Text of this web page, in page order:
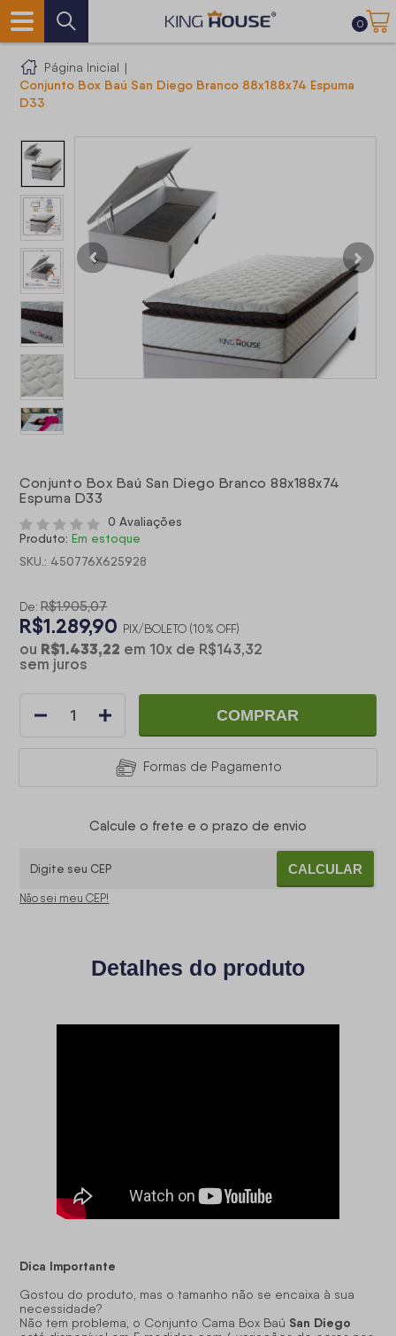
0
Página Inicial |
Conjunto Box Baú San Diego Branco 88x188x74 Espuma
D33
Conjunto Box Baú San Diego Branco 88x188x74
Espuma D33
0 Avaliações
Produto: Em estoque
SKU.: 450776X625928
De: R$1.905,07
R$1.289,90 PIX/BOLETO (10% OFF)
ou R$1.433,22 em 10x de R$143,32
sem juros
COMPRAR
Formas de Pagamento
Calcule o frete e o prazo de envio
CALCULAR
Não sei meu CEP!
Detalhes do produto
Dica Importante
Gostou do produto, mas o tamanho não se encaixa à sua
necessidade?
Não tem problema, o Conjunto Cama Box Baú San Diego